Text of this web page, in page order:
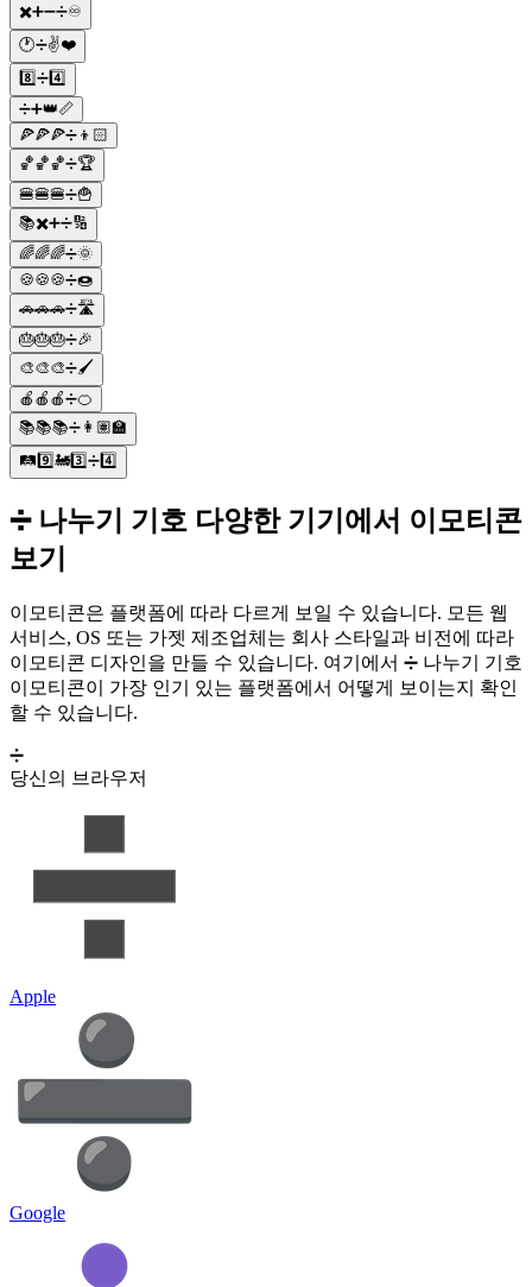
✖️➕➖➗♾️
🕐➗✌️❤️
8️⃣➗4️⃣
➗➕👑📏
🍕🍕🍕➗👦🏻
🏀🏀🏀➗🏆
🍔🍔🍔➗🍟
📚✖️➕➗🔢
🌈🌈🌈➗🌞
🍪🍪🍪➗🍩
🚗🚗🚗➗🛣️
🎂🎂🎂➗🎉
🎨🎨🎨➗🖌️
🍎🍎🍎➗🍊
📚📚📚➗👩🏽‍🏫
🛤9️⃣🚂3️⃣➗4️⃣
➗ 나누기 기호 다양한 기기에서 이모티콘
보기
이모티콘은 플랫폼에 따라 다르게 보일 수 있습니다. 모든 웹
서비스, OS 또는 가젯 제조업체는 회사 스타일과 비전에 따라
이모티콘 디자인을 만들 수 있습니다. 여기에서 ➗ 나누기 기호
이모티콘이 가장 인기 있는 플랫폼에서 어떻게 보이는지 확인
할 수 있습니다.
➗
당신의 브라우저
Apple
Google